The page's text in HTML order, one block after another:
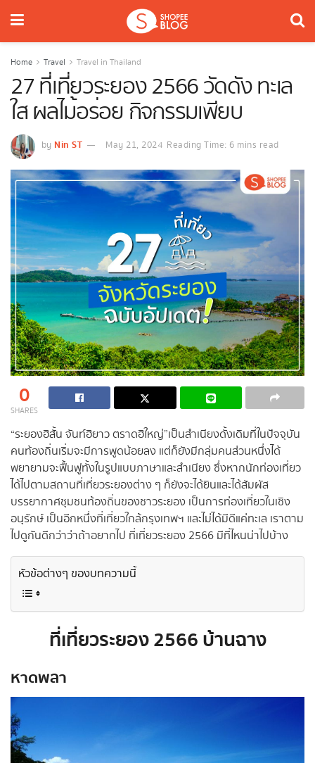
Home Travel Travel in Thailand
27 ที่เที่ยวระยอง 2566 วัดดัง ทะเล
ใส ผลไม้อร่อย กิจกรรมเพียบ
by Nin ST May 21, 2024 Reading Time: 6 mins read
0
SHARES
“ระยองฮิสั้น จันท์ฮิยาว ตราดฮิใหญ่”เป็นสำเนียงดั้งเดิมที่ในปัจจุบัน
คนท้องถิ่นเริ่มจะมีการพูดน้อยลง แต่ก็ยังมีกลุ่มคนส่วนหนึ่งได้
พยายามจะฟื้นฟูทั้งในรูปแบบภาษาและสำเนียง ซึ่งหากนักท่องเที่ยว
ได้ไปตามสถานที่เที่ยวระยองต่าง ๆ ก็ยังจะได้ยินและได้สัมผัส
บรรยากาศชุมชนท้องถิ่นของชาวระยอง เป็นการท่องเที่ยวในเชิง
อนุรักษ์ เป็นอีกหนึ่งที่เที่ยวใกล้กรุงเทพฯ และไม่ได้มีดีแค่ทะเล เราตาม
ไปดูกันดีกว่าว่าถ้าอยากไป ที่เที่ยวระยอง 2566 มีที่ไหนน่าไปบ้าง
หัวข้อต่างๆ ของบทความนี้
ที่เที่ยวระยอง 2566 บ้านฉาง
หาดพลา